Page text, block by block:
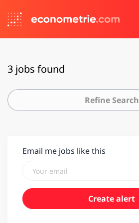
3 jobs found
Refine Search
Email me jobs like this